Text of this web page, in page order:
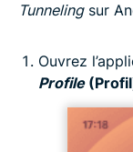
Tunnelingsur
Ouvrez
Profile